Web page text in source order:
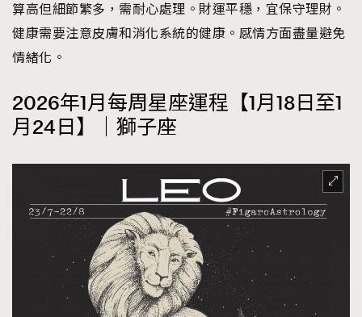
算高但細節繁多，需耐心處理。財運平穩，宜保守理財。
健康需要注意皮膚和消化系統的健康。感情方面盡量避免
情緒化。
2026年1月每周星座運程【1月18日至1
月24日】｜獅子座